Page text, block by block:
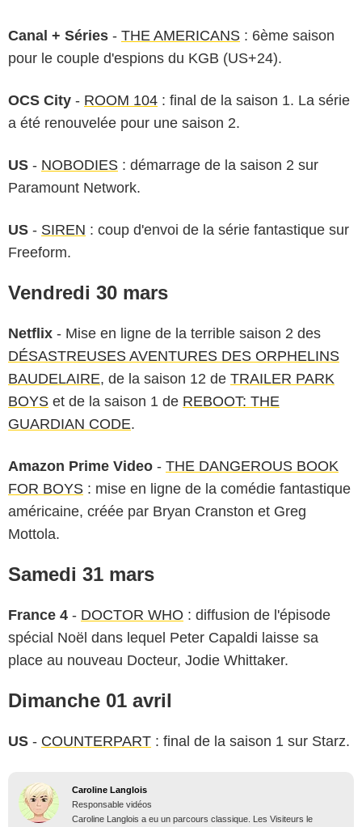
Canal + Séries - THE AMERICANS : 6ème saison
pour le couple d'espions du KGB (US+24).
OCS City - ROOM 104 : final de la saison 1. La série
a été renouvelée pour une saison 2.
US - NOBODIES : démarrage de la saison 2 sur
Paramount Network.
US - SIREN : coup d'envoi de la série fantastique sur
Freeform.
Vendredi 30 mars
Netflix - Mise en ligne de la terrible saison 2 des
DÉSASTREUSES AVENTURES DES ORPHELINS
BAUDELAIRE, de la saison 12 de TRAILER PARK
BOYS et de la saison 1 de REBOOT: THE
GUARDIAN CODE.
Amazon Prime Video - THE DANGEROUS BOOK
FOR BOYS : mise en ligne de la comédie fantastique
américaine, créée par Bryan Cranston et Greg
Mottola.
Samedi 31 mars
France 4 - DOCTOR WHO : diffusion de l'épisode
spécial Noël dans lequel Peter Capaldi laisse sa
place au nouveau Docteur, Jodie Whittaker.
Dimanche 01 avril
US - COUNTERPART : final de la saison 1 sur Starz.
Caroline Langlois
Responsable vidéos
Caroline Langlois a eu un parcours classique. Les Visiteurs le